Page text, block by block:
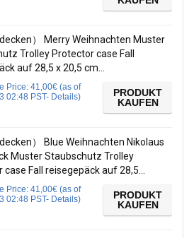
） Merry Weihnachten Muster
Trolley Protector case Fall
auf 28,5 x 20,5 cm…
Price: 41,00€ (as of
02:48 PST- Details)
PRODUKT
KAUFEN
） Blue Weihnachten Nikolaus
Muster Staubschutz Trolley
case Fall reisegepäck auf 28,5…
Price: 41,00€ (as of
02:48 PST- Details)
PRODUKT
KAUFEN